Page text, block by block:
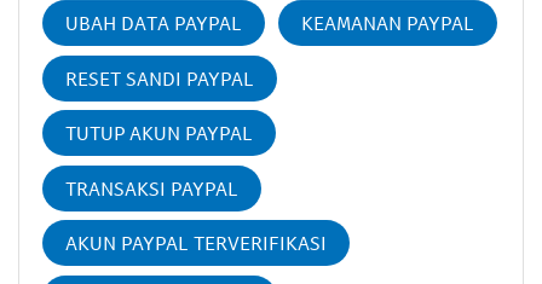
UBAH DATA PAYPAL KEAMANAN PAYPAL
RESET SANDI PAYPAL
TUTUP AKUN PAYPAL
TRANSAKSI PAYPAL
AKUN PAYPAL TERVERIFIKASI